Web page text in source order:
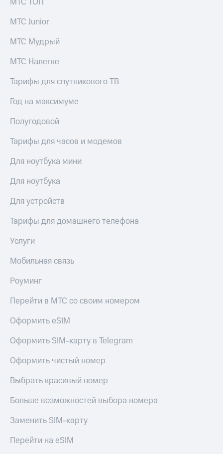
Строки
Live
Гудок
МТС
Все
Финансы
доход
Страхование
Покупка
онлайн
Скидка 30%
С картой
МТС
деньги
доход 15%
и
номер
Настройки
автоплатежа
МТС
МТС
Накопления
деньги
доход 15%
Условия
30%
RED,
и МТС Супер
при оплате
с карты
Обзоры
товаров
до 40%
на смартфоны
при
покупке
со связью
МТС Junior
МТС Мудрый
МТС Налегке
Тарифы для спутникового ТВ
Год на максимуме
Полугодовой
Тарифы для часов и модемов
Для ноутбука мини
Для ноутбука
Для устройств
Тарифы для домашнего телефона
Услуги
Мобильная связь
Роуминг
Перейти в МТС со своим номером
Оформить eSIM
Оформить SIM-карту в Telegram
Оформить чистый номер
Выбрать красивый номер
Больше возможностей выбора номера
Заменить SIM-карту
Перейти на eSIM